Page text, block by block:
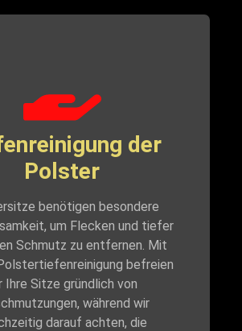
der
Polster
benötigen besondere
um Flecken und tiefer
Schmutz zu entfernen. Mit
befreien
Ihre Sitze gründlich von
während wir
darauf achten, die